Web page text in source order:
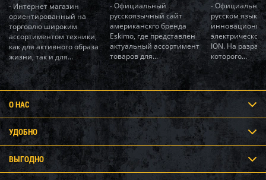
- Интернет магазин
ориентированный на
торговлю широким
ассортиментом техники,
как для активного образа
жизни, так и для...
- Официальный
русскоязычный сайт
американскго бренда
Eskimo, где представлен
актуальный ассортимент
товаров для...
-
русском языке
ION. На
которого...
О НАС
УДОБНО
ВЫГОДНО